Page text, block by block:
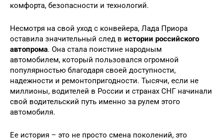
комфорта, безопасности и технологий.
Несмотря на свой уход с конвейера, Лада Приора
оставила значительный след в истории российского
автопрома. Она стала поистине народным
автомобилем, который пользовался огромной
популярностью благодаря своей доступности,
надежности и ремонтопригодности. Тысячи, если не
миллионы, водителей в России и странах СНГ начинали
свой водительский путь именно за рулем этого
автомобиля.
Ее история – это не просто смена поколений, это